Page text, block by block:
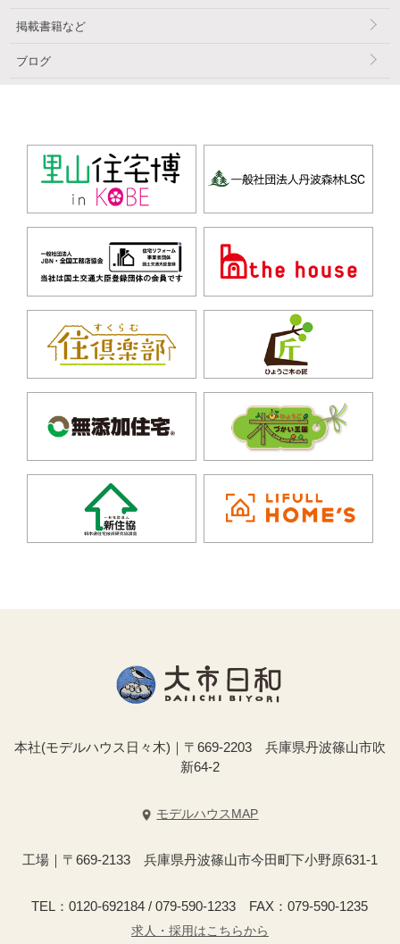
掲載書籍など
ブログ
本社(モデルハウス日々木)｜〒669-2203 兵庫県丹波篠山市吹
新64-2
モデルハウスMAP
工場｜〒669-2133 兵庫県丹波篠山市今田町下小野原631-1
TEL：0120-692184 / 079-590-1233 FAX：079-590-1235
求人・採用はこちらから